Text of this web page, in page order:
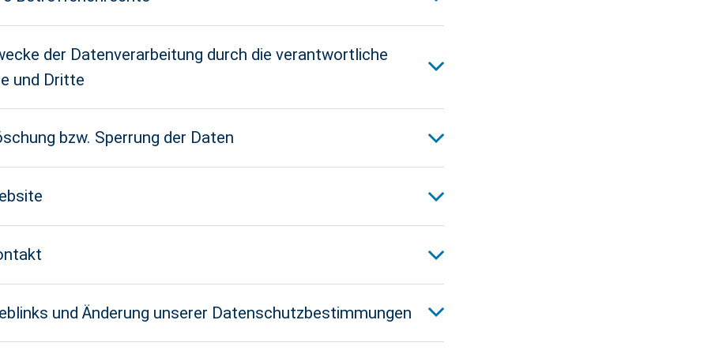
der Datenverarbeitung durch die verantwortliche
und Dritte
bzw. Sperrung der Daten
und Änderung unserer Datenschutzbestimmungen